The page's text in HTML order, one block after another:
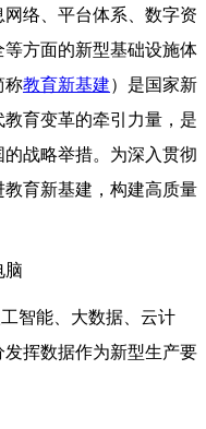
络、平台体系、数字资
方面的新型基础设施体
称教育新基建）是国家新
育变革的牵引力量，是
战略举措。为深入贯彻
育新基建，构建高质量
智能、大数据、云计
挥数据作为新型生产要